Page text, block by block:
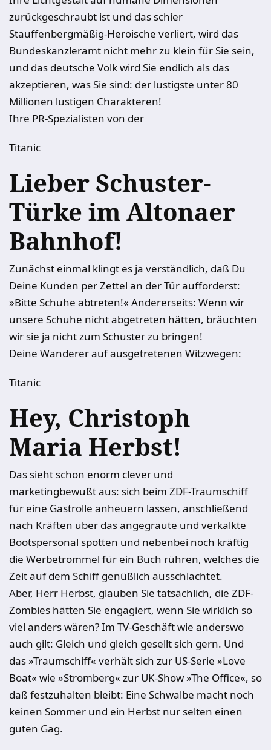
zurückgeschraubt ist und das schier
Stauffenbergmäßig-Heroische verliert, wird das
Bundeskanzleramt nicht mehr zu klein für Sie sein,
und das deutsche Volk wird Sie endlich als das
akzeptieren, was Sie sind: der lustigste unter 80
Millionen lustigen Charakteren!
Ihre PR-Spezialisten von der
Titanic
Lieber Schuster-
Türke im Altonaer
Bahnhof!
Zunächst einmal klingt es ja verständlich, daß Du
Deine Kunden per Zettel an der Tür aufforderst:
»Bitte Schuhe abtreten!« Andererseits: Wenn wir
unsere Schuhe nicht abgetreten hätten, bräuchten
wir sie ja nicht zum Schuster zu bringen!
Deine Wanderer auf ausgetretenen Witzwegen:
Titanic
Hey, Christoph
Maria Herbst!
Das sieht schon enorm clever und
marketingbewußt aus: sich beim ZDF-Traumschiff
für eine Gastrolle anheuern lassen, anschließend
nach Kräften über das angegraute und verkalkte
Bootspersonal spotten und nebenbei noch kräftig
die Werbetrommel für ein Buch rühren, welches die
Zeit auf dem Schiff genüßlich ausschlachtet.
Aber, Herr Herbst, glauben Sie tatsächlich, die ZDF-
Zombies hätten Sie engagiert, wenn Sie wirklich so
viel anders wären? Im TV-Geschäft wie anderswo
auch gilt: Gleich und gleich gesellt sich gern. Und
das »Traumschiff« verhält sich zur US-Serie »Love
Boat« wie »Stromberg« zur UK-Show »The Office«, so
daß festzuhalten bleibt: Eine Schwalbe macht noch
keinen Sommer und ein Herbst nur selten einen
guten Gag.